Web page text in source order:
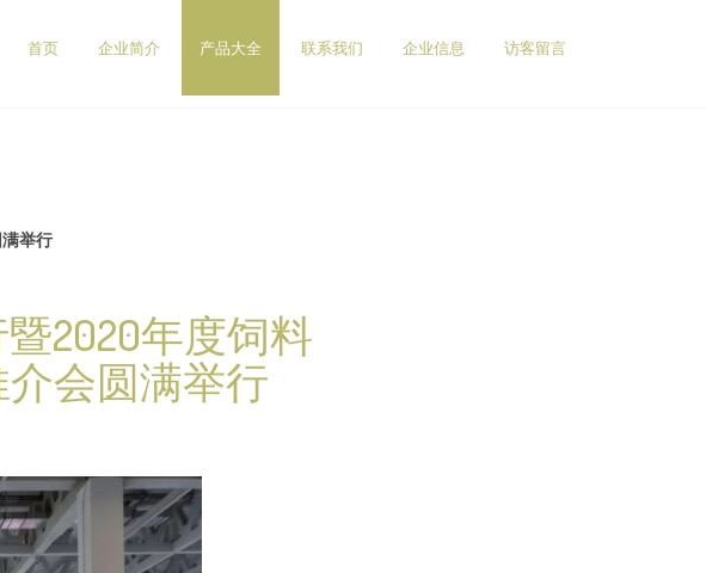
首页 企业简介 产品大全 联系我们 企业信息 访客留言
举行
2020年度饲料
会圆满举行